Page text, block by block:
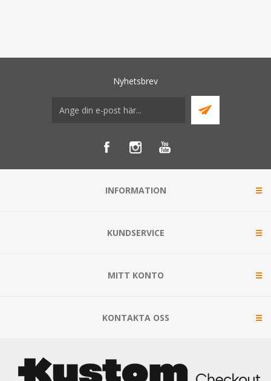
Nyhetsbrev
INFORMATION
KUNDSERVICE
MITT KONTO
KONTAKTA OSS